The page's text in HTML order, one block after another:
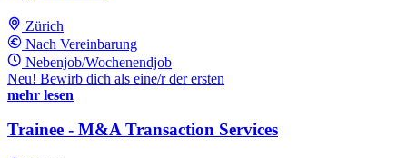
Zürich
Nach Vereinbarung
Nebenjob/Wochenendjob
Neu! Bewirb dich als eine/r der ersten
mehr lesen
Trainee - M&A Transaction Services